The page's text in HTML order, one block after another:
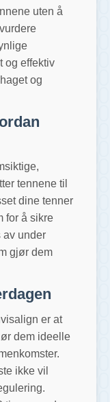
uten å
og effektiv
og
tennene til
dine tenner
for å sikre
av under
gjør dem
er at
dem ideelle
ikke vil